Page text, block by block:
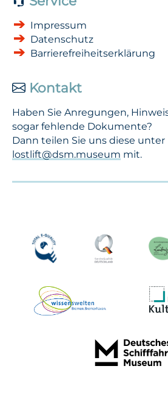
Impressum
Datenschutz
Barrierefreiheitserklärung
Kontakt
Haben Sie Anregungen,
sogar fehlende Dokumente?
Dann teilen Sie uns diese unter
lostlift@dsm.museum mit.